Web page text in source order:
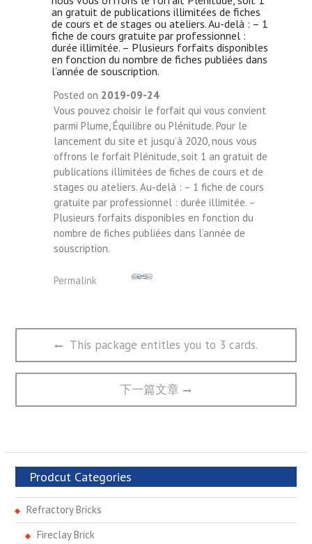
an gratuit de publications illimitées de fiches
de cours et de stages ou ateliers. Au-delà : – 1
fiche de cours gratuite par professionnel :
durée illimitée. – Plusieurs forfaits disponibles
en fonction du nombre de fiches publiées dans
l’année de souscription.
Posted on 2019-09-24
Vous pouvez choisir le forfait qui vous convient
parmi Plume, Équilibre ou Plénitude. Pour le
lancement du site et jusqu’à 2020, nous vous
offrons le forfait Plénitude, soit 1 an gratuit de
publications illimitées de fiches de cours et de
stages ou ateliers. Au-delà : – 1 fiche de cours
gratuite par professionnel : durée illimitée. –
Plusieurs forfaits disponibles en fonction du
nombre de fiches publiées dans l’année de
souscription.
Permalink
文
导
Previous
post:
This package entitles you to 3 cards.
Next
post:
下一篇文章
Prodcut Categories
Refractory Bricks
Fireclay Brick